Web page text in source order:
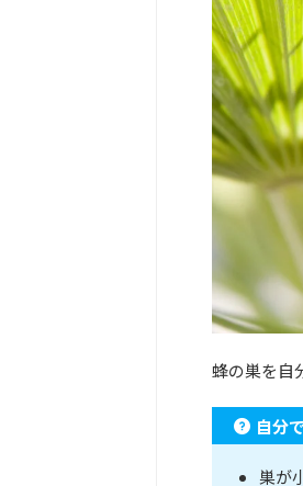
蜂の巣を自
自分
巣が